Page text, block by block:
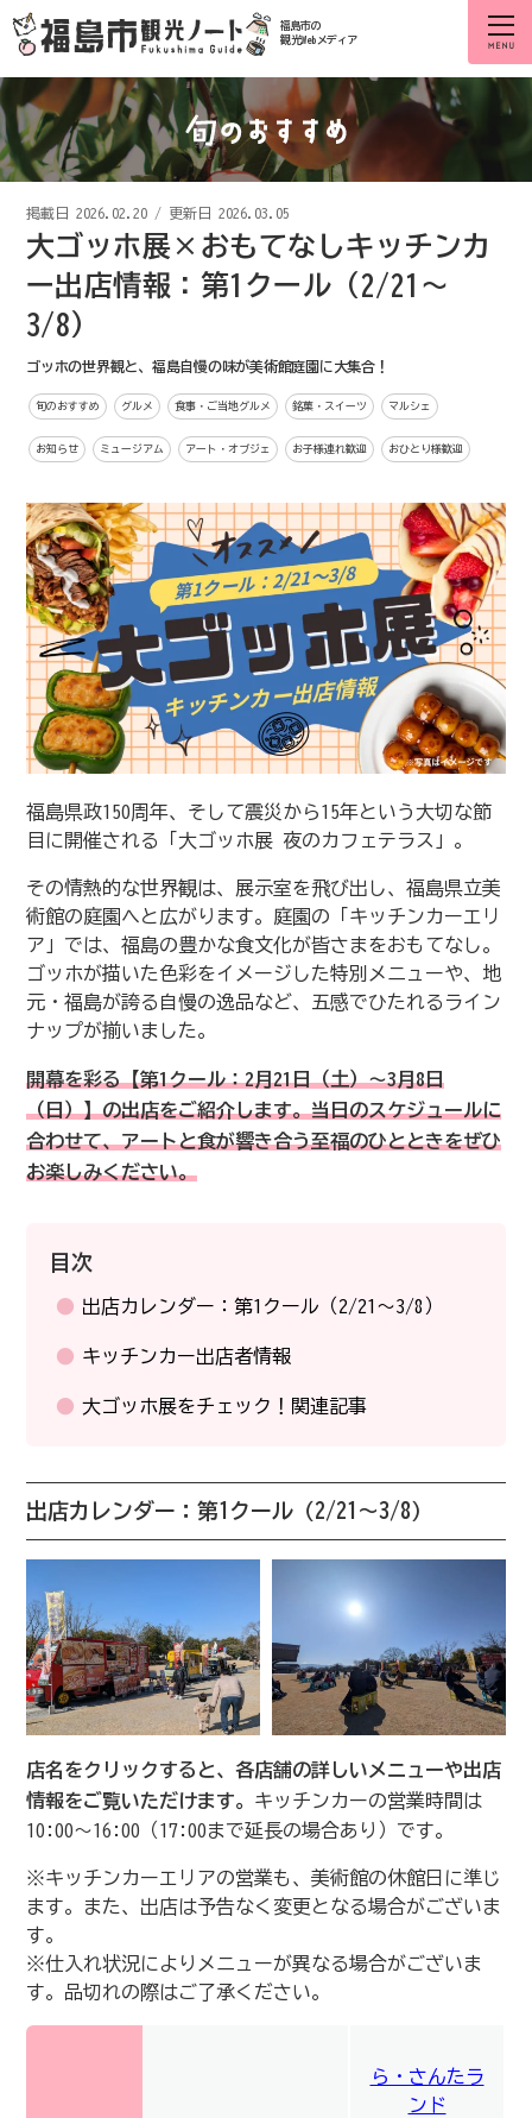
福島市の
観光Webメディア
掲載日 2026.02.20 / 更新日 2026.03.05
大ゴッホ展×おもてなしキッチンカ
ー出店情報：第1クール（2/21〜
3/8）
ゴッホの世界観と、福島自慢の味が美術館庭園に大集合！
旬のおすすめ グルメ 食事・ご当地グルメ 銘菓・スイーツ マルシェ
お知らせ ミュージアム アート・オブジェ お子様連れ歓迎 おひとり様歓迎
福島県政150周年、そして震災から15年という大切な節
目に開催される「大ゴッホ展 夜のカフェテラス」。
その情熱的な世界観は、展示室を飛び出し、福島県立美
術館の庭園へと広がります。庭園の「キッチンカーエリ
ア」では、福島の豊かな食文化が皆さまをおもてなし。
ゴッホが描いた色彩をイメージした特別メニューや、地
元・福島が誇る自慢の逸品など、五感でひたれるライン
ナップが揃いました。
開幕を彩る【第1クール：2月21日（土）〜3月8日
（日）】の出店をご紹介します。当日のスケジュールに
合わせて、アートと食が響き合う至福のひとときをぜひ
お楽しみください。
目次
出店カレンダー：第1クール（2/21〜3/8）
キッチンカー出店者情報
大ゴッホ展をチェック！関連記事
出店カレンダー：第1クール（2/21〜3/8）
店名をクリックすると、各店舗の詳しいメニューや出店
情報をご覧いただけます。 キッチンカーの営業時間は
10:00～16:00（17:00まで延長の場合あり）です。
※キッチンカーエリアの営業も、美術館の休館日に準じ
ます。また、出店は予告なく変更となる場合がございま
す。
※仕入れ状況によりメニューが異なる場合がございま
す。品切れの際はご了承ください。
ら・さんたラ
ンド